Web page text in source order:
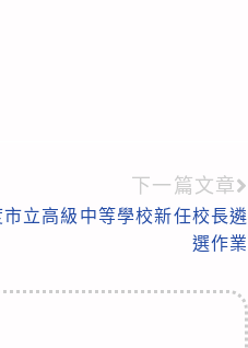
下一篇文章
立高級中等學校新任校長遴
選作業